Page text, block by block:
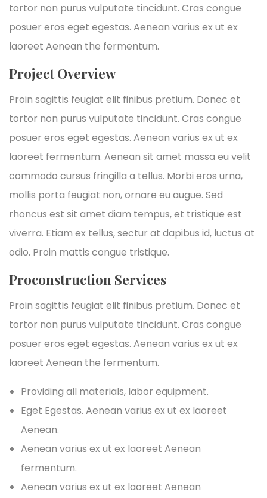
tortor non purus vulputate tincidunt. Cras congue
posuer eros eget egestas. Aenean varius ex ut ex
laoreet Aenean the fermentum.
Project Overview
Proin sagittis feugiat elit finibus pretium. Donec et
tortor non purus vulputate tincidunt. Cras congue
posuer eros eget egestas. Aenean varius ex ut ex
laoreet fermentum. Aenean sit amet massa eu velit
commodo cursus fringilla a tellus. Morbi eros urna,
mollis porta feugiat non, ornare eu augue. Sed
rhoncus est sit amet diam tempus, et tristique est
viverra. Etiam ex tellus, sectur at dapibus id, luctus at
odio. Proin mattis congue tristique.
Proconstruction Services
Proin sagittis feugiat elit finibus pretium. Donec et
tortor non purus vulputate tincidunt. Cras congue
posuer eros eget egestas. Aenean varius ex ut ex
laoreet Aenean the fermentum.
Providing all materials, labor equipment.
Eget Egestas. Aenean varius ex ut ex laoreet
Aenean.
Aenean varius ex ut ex laoreet Aenean
fermentum.
Aenean varius ex ut ex laoreet Aenean